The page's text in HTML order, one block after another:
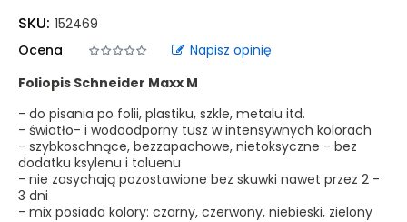
SKU: 152469
Ocena
Napisz opinię
Foliopis Schneider Maxx M
- do pisania po folii, plastiku, szkle, metalu itd.
- światło- i wodoodporny tusz w intensywnych kolorach
- szybkoschnące, bezzapachowe, nietoksyczne - bez
dodatku ksylenu i toluenu
- nie zasychają pozostawione bez skuwki nawet przez 2 -
3 dni
- mix posiada kolory: czarny, czerwony, niebieski, zielony